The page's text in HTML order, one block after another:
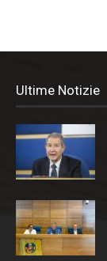
Ultime Notizie